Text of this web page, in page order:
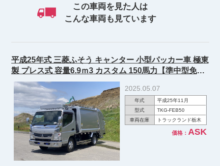
この車両を見た人は
こんな車両も見ています
平成25年式 三菱ふそう キャンター 小型パッカー車 極東
製 プレス式 容量6.9ｍ3 カスタム 150馬力【準中型免許
対応 ※5t限定を除く】
2025.05.07
年式
平成25年11月
型式
TKG-FEB50
車両在庫
トラックランド栃木
価格： ASK